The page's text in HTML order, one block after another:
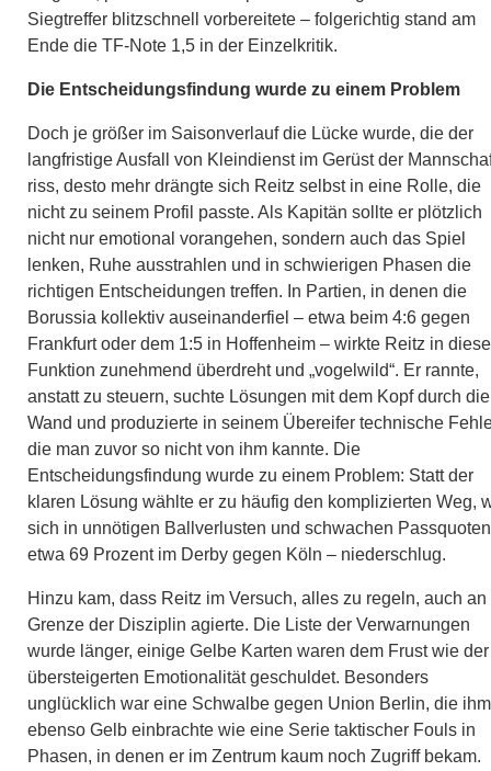
Siegtreffer blitzschnell vorbereitete – folgerichtig stand am
Ende die TF-Note 1,5 in der Einzelkritik.
Die Entscheidungsfindung wurde zu einem Problem
Doch je größer im Saisonverlauf die Lücke wurde, die der
langfristige Ausfall von Kleindienst im Gerüst der
riss, desto mehr drängte sich Reitz selbst in eine Rolle, die
nicht zu seinem Profil passte. Als Kapitän sollte er plötzlich
nicht nur emotional vorangehen, sondern auch das Spiel
lenken, Ruhe ausstrahlen und in schwierigen Phasen die
richtigen Entscheidungen treffen. In Partien, in denen die
Borussia kollektiv auseinanderfiel – etwa beim 4:6 gegen
Frankfurt oder dem 1:5 in Hoffenheim – wirkte Reitz in
Funktion zunehmend überdreht und „vogelwild“. Er rannte,
anstatt zu steuern, suchte Lösungen mit dem Kopf durch die
Wand und produzierte in seinem Übereifer technische
die man zuvor so nicht von ihm kannte. Die
Entscheidungsfindung wurde zu einem Problem: Statt der
klaren Lösung wählte er zu häufig den komplizierten Weg,
sich in unnötigen Ballverlusten und schwachen
etwa 69 Prozent im Derby gegen Köln – niederschlug.
Hinzu kam, dass Reitz im Versuch, alles zu regeln, auch an
Grenze der Disziplin agierte. Die Liste der Verwarnungen
wurde länger, einige Gelbe Karten waren dem Frust wie der
übersteigerten Emotionalität geschuldet. Besonders
unglücklich war eine Schwalbe gegen Union Berlin, die ihm
ebenso Gelb einbrachte wie eine Serie taktischer Fouls in
Phasen, in denen er im Zentrum kaum noch Zugriff bekam.